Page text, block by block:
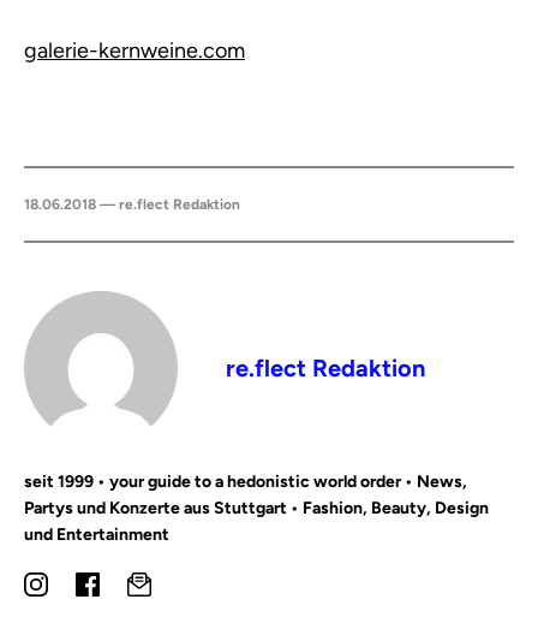
galerie-kernweine.com
18.06.2018 — re.flect Redaktion
re.flect Redaktion
seit 1999 • your guide to a hedonistic world order • News,
Partys und Konzerte aus Stuttgart • Fashion, Beauty, Design
und Entertainment